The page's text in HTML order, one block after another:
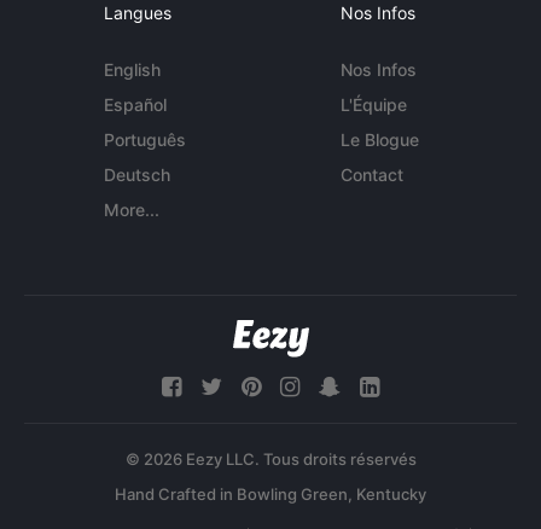
Langues
English
Español
Português
Deutsch
More...
Nos Infos
Nos Infos
L'Équipe
Le Blogue
Contact
© 2026 Eezy LLC. Tous droits réservés